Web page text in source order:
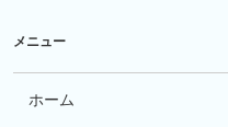
メニュー
ホーム